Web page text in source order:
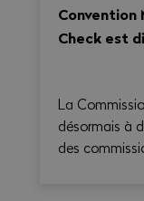
Convention
Check est
La
désormais à
des